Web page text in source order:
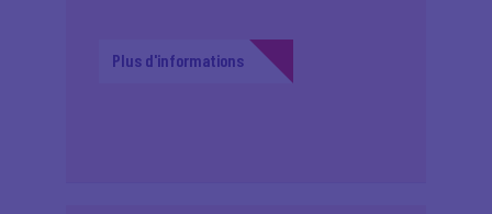
Plus d'informations